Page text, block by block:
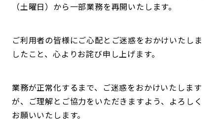
（土曜日）から一部業務を再開いたします。
ご利用者の皆様にご心配とご迷惑をおかけいたしま
したこと、心よりお詫び申し上げます。
業務が正常化するまで、ご迷惑をおかけいたします
が、ご理解とご協力をいただきますよう、よろしく
お願いいたします。